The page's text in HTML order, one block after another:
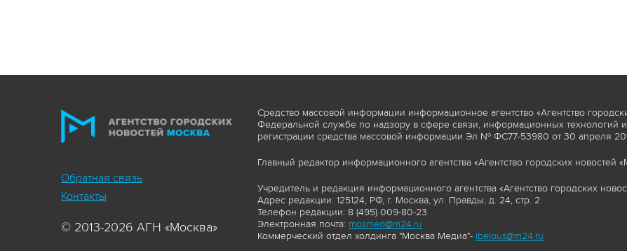
Обратная связь
Контакты
© 2013-2026 АГН «Москва»
Средство массовой информации информационное агентство «Агентство
Федеральной службе по надзору в сфере связи, информационных технологий
регистрации средства массовой информации Эл № ФС77-53980 от 30 апреля
Главный редактор информационного агентства «Агентство городских новостей
Учредитель и редакция информационного агентства «Агентство городских
Адрес редакции: 125124, РФ, г. Москва, ул. Правды, д. 24, стр. 2
Телефон редакции: 8 (495) 009-80-23
Электронная почта: mosmed@m24.ru
Коммерческий отдел холдинга "Москва Медиа"- ibelous@m24.ru